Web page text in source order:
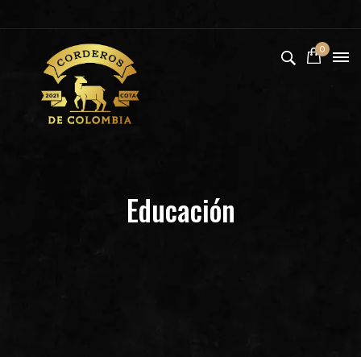
0
Educación